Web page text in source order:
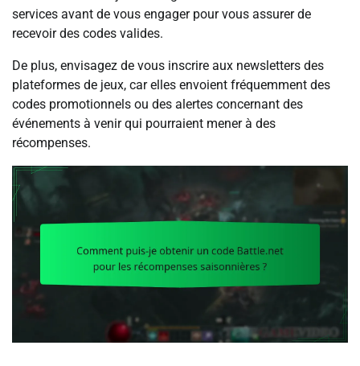
services avant de vous engager pour vous assurer de
recevoir des codes valides.
De plus, envisagez de vous inscrire aux newsletters des
plateformes de jeux, car elles envoient fréquemment des
codes promotionnels ou des alertes concernant des
événements à venir qui pourraient mener à des
récompenses.